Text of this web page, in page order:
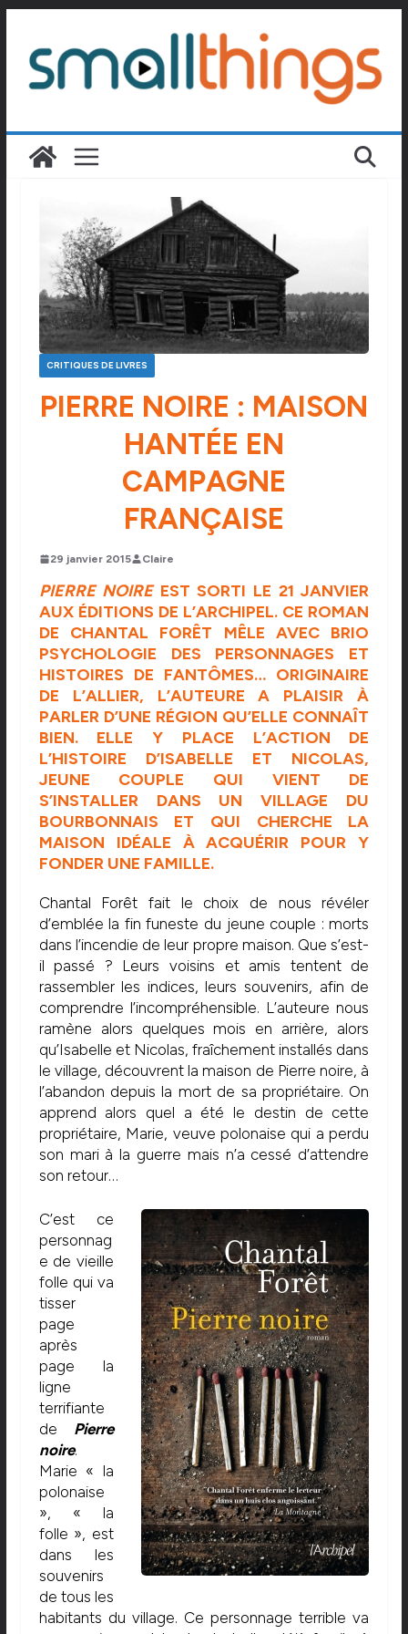
contenu
CRITIQUES DE LIVRES
PIERRE NOIRE : MAISON
HANTÉE EN
CAMPAGNE
FRANÇAISE
29 janvier 2015 Claire
PIERRE NOIREEST SORTI LE 21 JANVIER
AUX ÉDITIONS DE L’ARCHIPEL. CE ROMAN
DE CHANTAL FORÊT MÊLE AVEC BRIO
PSYCHOLOGIE DES PERSONNAGES ET
HISTOIRES DE FANTÔMES… ORIGINAIRE
DE L’ALLIER, L’AUTEURE A PLAISIR À
PARLER D’UNE RÉGION QU’ELLE CONNAÎT
BIEN. ELLE Y PLACE L’ACTION DE
L’HISTOIRE D’ISABELLE ET NICOLAS,
JEUNE COUPLE QUI VIENT DE
S’INSTALLER DANS UN VILLAGE DU
BOURBONNAIS ET QUI CHERCHE LA
MAISON IDÉALE À ACQUÉRIR POUR Y
FONDER UNE FAMILLE.
Chantal Forêt fait le choix de nous révéler
d’emblée la fin funeste du jeune couple : morts
dans l’incendie de leur propre maison. Que s’est-
il passé ? Leurs voisins et amis tentent de
rassembler les indices, leurs souvenirs, afin de
comprendre l’incompréhensible. L’auteure nous
ramène alors quelques mois en arrière, alors
qu’Isabelle et Nicolas, fraîchement installés dans
le village, découvrent la maison de Pierre noire, à
l’abandon depuis la mort de sa propriétaire. On
apprend alors quel a été le destin de cette
propriétaire, Marie, veuve polonaise qui a perdu
son mari à la guerre mais n’a cessé d’attendre
son retour…
C’est ce
personnag
e de vieille
folle qui va
tisser
page
après
page la
ligne
terrifiante
de Pierre
noire.
Marie « la
polonaise
», « la
folle », est
dans les
souvenirs
de tous les
habitants du village. Ce personnage terrible va